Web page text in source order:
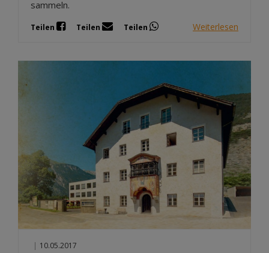
sammeln.
Teilen Teilen Teilen Weiterlesen
| 10.05.2017